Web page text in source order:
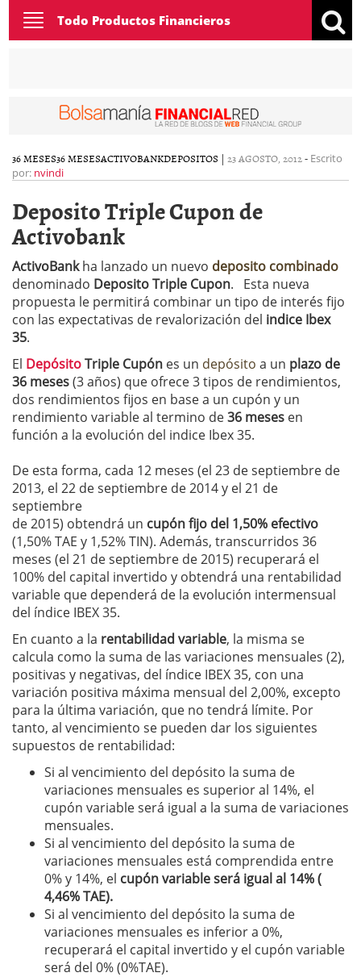
Toggle
navigation
Todo Productos Financieros
36 MESES36 MESESACTIVOBANKDEPOSITOS | 23 AGOSTO, 2012- Escrito
por: nvindi
Deposito Triple Cupon de
Activobank
ActivoBankha lanzado un nuevo deposito combinado
denominado Deposito Triple Cupon. Esta nueva
propuesta le permitirá combinar un tipo de interés fijo
con las expectativas de revalorización del indice Ibex
35.
El DepósitoTriple Cupón es un depósito a un plazo de
36 meses(3 años) que ofrece 3 tipos de rendimientos,
dos rendimientos fijos en base a un cupón y un
rendimiento variable al termino de36 meses en
función a la evolución del indice Ibex 35.
De esta forma, cada 12 meses (el 23 de septiembre de
2013, el 22 de septiembre de 2014 y el 21 de
septiembre
de 2015) obtendrá un cupón fijo del 1,50% efectivo
(1,50% TAE y 1,52% TIN). Además, transcurridos 36
meses (el 21 de septiembre de 2015) recuperará el
100% del capital invertido y obtendrá una rentabilidad
variable que dependerá de la evolución intermensual
del índice IBEX 35.
En cuanto a la rentabilidad variable, la misma se
calcula como la suma de las variaciones mensuales (2),
positivas y negativas, del índice IBEX 35, con una
variación positiva máxima mensual del 2,00%, excepto
para la última variación, que no tendrá límite. Por
tanto, al vencimiento se pueden dar los siguientes
supuestos de rentabilidad:
Si al vencimiento del depósito la suma de
variaciones mensuales es superior al 14%, el
cupón variable será igual a la suma de variaciones
mensuales.
Si al vencimiento del depósito la suma de
variaciones mensuales está comprendida entre
0% y 14%, el cupón variable será igual al 14% (
4,46% TAE).
Si al vencimiento del depósito la suma de
variaciones mensuales es inferior a 0%,
recuperará el capital invertido y el cupón variable
será del 0% (0%TAE).